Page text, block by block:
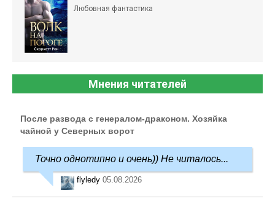
Любовная фантастика
Мнения читателей
После развода с генералом-драконом. Хозяйка
чайной у Северных ворот
Точно однотипно и очень)) Не читалось...
flyledy 05.08.2026